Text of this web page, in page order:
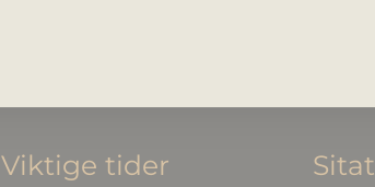
Viktige tider Sitat